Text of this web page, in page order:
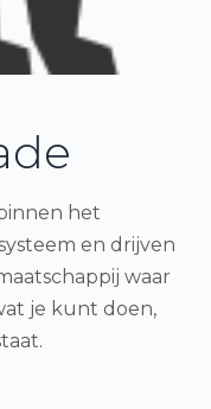
het
en drijven
waar
je kunt doen,